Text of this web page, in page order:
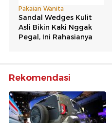
Rekomendasi